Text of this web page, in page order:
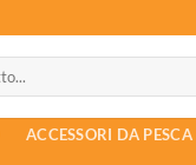
ACCESSORI DA PESCA